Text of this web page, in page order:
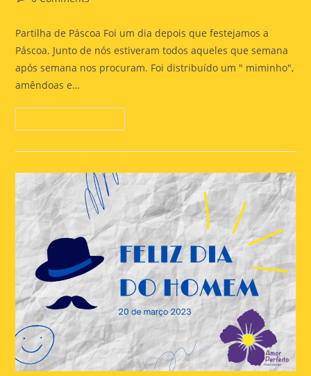
Partilha de Páscoa Foi um dia depois que festejamos a
Páscoa. Junto de nós estiveram todos aqueles que semana
após semana nos procuram. Foi distribuído um " miminho",
amêndoas e…